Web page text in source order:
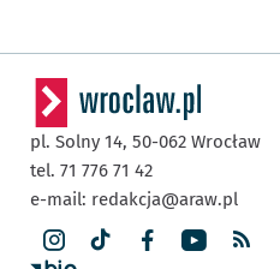
pl. Solny 14, 50-062 Wrocław
tel. 71 776 71 42
e-mail: redakcja@araw.pl